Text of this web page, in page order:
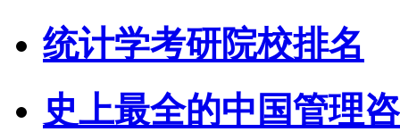
统计学考研院校排名
史上最全的中国管理